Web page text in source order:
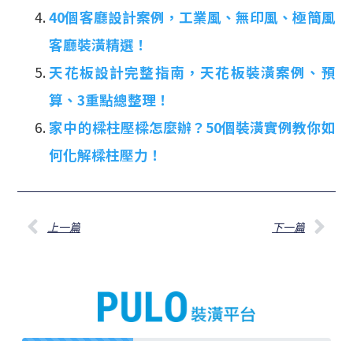
40個客廳設計案例，工業風、無印風、極簡風
客廳裝潢精選！
天花板設計完整指南，天花板裝潢案例、預
算、3重點總整理！
家中的樑柱壓樑怎麼辦？50個裝潢實例教你如
何化解樑柱壓力！
上一篇 下一篇